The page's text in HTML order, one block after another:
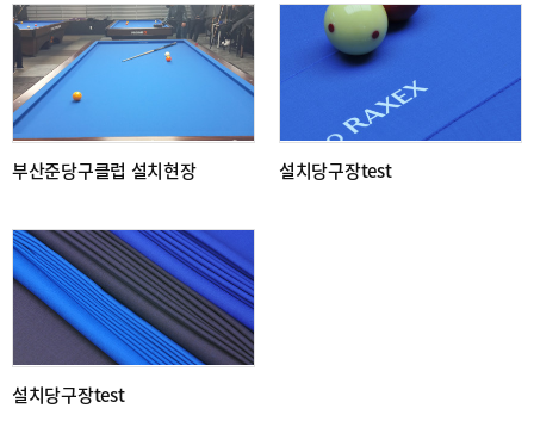
전체3/ 1 페이지
부산준당구클럽 설치현장 설치당구장test
설치당구장test